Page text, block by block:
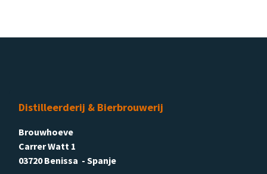
Distilleerderij & Bierbrouwerij
Brouwhoeve
Carrer Watt 1
03720 Benissa - Spanje